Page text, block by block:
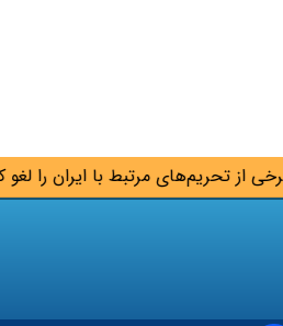
تحریم‌های مرتبط با ایران را لغو کرد